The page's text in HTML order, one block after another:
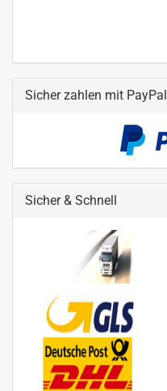
Sicher zahlen mit PayPal
Sicher & Schnell